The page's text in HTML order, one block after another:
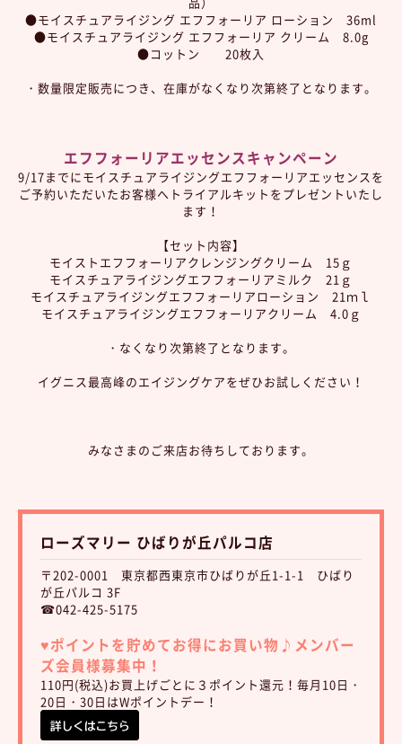
●モイスチュアライジング エフフォーリア ローション 36ml
●モイスチュアライジング エフフォーリア クリーム 8.0g
●コットン 20枚入
・数量限定販売につき、在庫がなくなり次第終了となります。
エフフォーリアエッセンスキャンペーン
9/17までにモイスチュアライジングエフフォーリアエッセンスを
ご予約いただいたお客様へトライアルキットをプレゼントいたし
ます！
【セット内容】
モイストエフフォーリアクレンジングクリーム 15ｇ
モイスチュアライジングエフフォーリアミルク 21ｇ
モイスチュアライジングエフフォーリアローション 21ｍｌ
モイスチュアライジングエフフォーリアクリーム 4.0ｇ
・なくなり次第終了となります。
イグニス最高峰のエイジングケアをぜひお試しください！
みなさまのご来店お待ちしております。
ローズマリー ひばりが丘パルコ店
〒202-0001 東京都西東京市ひばりが丘1-1-1 ひばり
が丘パルコ 3F
☎042-425-5175
♥︎ポイントを貯めてお得にお買い物♪ メンバー
ズ会員様募集中！
110円(税込)お買上げごとに３ポイント還元！毎月10日・
20日・30日はWポイントデー！